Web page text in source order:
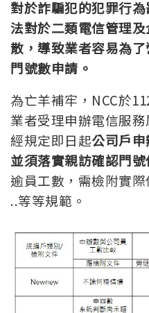
對於詐騙犯的犯罪行
法對於二類電信管理
散，導致業者容易為
門號數申請。
為亡羊補牢，NCC於
業者受理申辦電信服
經規定即日起公司戶
並須落實親訪確認門
逾員工數，需檢附實
..等等規範。